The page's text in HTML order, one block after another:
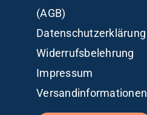
(AGB)
Datenschutzerklärung
Widerrufsbelehrung
Impressum
Versandinformationen